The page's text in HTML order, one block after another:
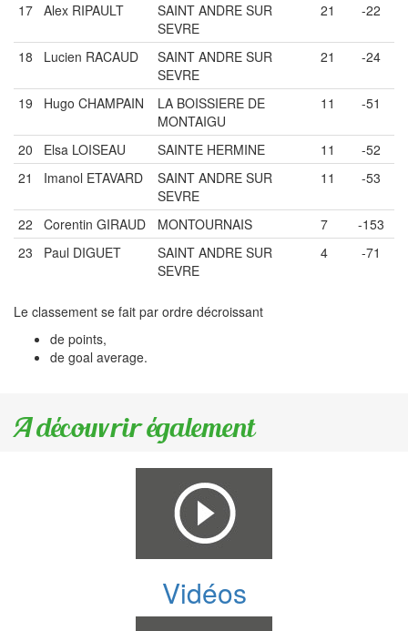
17 Alex RIPAULT
SAINT ANDRE SUR
SEVRE
21 -22
18 Lucien RACAUD
SAINT ANDRE SUR
SEVRE
21 -24
19 Hugo CHAMPAIN
LA BOISSIERE DE
MONTAIGU
11 -51
20 Elsa LOISEAU SAINTE HERMINE 11
-52
21
Imanol ETAVARD
SAINT ANDRE SUR
SEVRE
11 -53
22 Corentin GIRAUD MONTOURNAIS 7
-153
23
Paul DIGUET
SAINT ANDRE SUR
SEVRE
4 -71
Le classement se fait par ordre décroissant
de points,
de goal average.
A découvrir également
Vidéos